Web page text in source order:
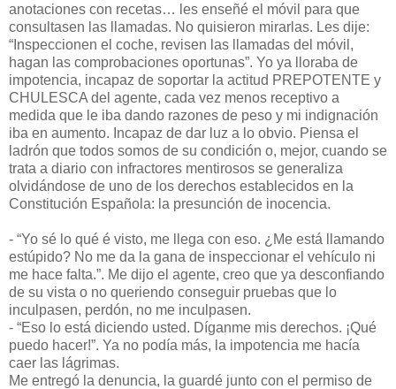
anotaciones con recetas… les enseñé el móvil para que
consultasen las llamadas. No quisieron mirarlas. Les dije:
“Inspeccionen el coche, revisen las llamadas del móvil,
hagan las comprobaciones oportunas”. Yo ya lloraba de
impotencia, incapaz de soportar la actitud PREPOTENTE y
CHULESCA del agente, cada vez menos receptivo a
medida que le iba dando razones de peso y mi indignación
iba en aumento. Incapaz de dar luz a lo obvio. Piensa el
ladrón que todos somos de su condición o, mejor, cuando se
trata a diario con infractores mentirosos se generaliza
olvidándose de uno de los derechos establecidos en la
Constitución Española: la presunción de inocencia.
- “Yo sé lo qué é visto, me llega con eso. ¿Me está llamando
estúpido? No me da la gana de inspeccionar el vehículo ni
me hace falta.”. Me dijo el agente, creo que ya desconfiando
de su vista o no queriendo conseguir pruebas que lo
inculpasen, perdón, no me inculpasen.
- “Eso lo está diciendo usted. Díganme mis derechos. ¡Qué
puedo hacer!”. Ya no podía más, la impotencia me hacía
caer las lágrimas.
Me entregó la denuncia, la guardé junto con el permiso de